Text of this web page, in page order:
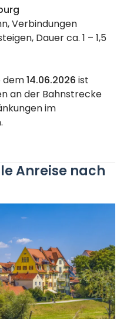
Verbindungen
Dauer ca. 1 – 1,5
dem14.06.2026 ist
an der Bahnstrecke
im
Anreise nach